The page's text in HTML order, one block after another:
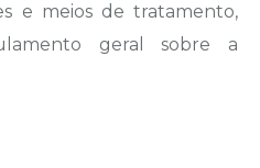
e meios de tratamento,
geral sobre a